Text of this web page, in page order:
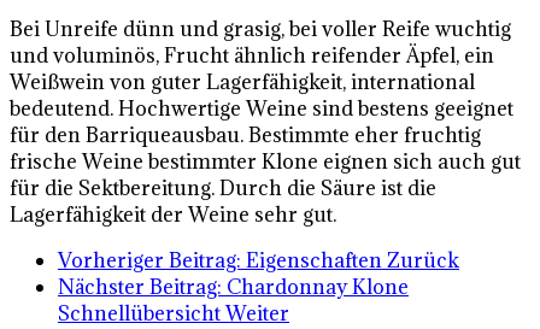
Bei Unreife dünn und grasig, bei voller Reife wuchtig
und voluminös, Frucht ähnlich reifender Äpfel, ein
Weißwein von guter Lagerfähigkeit, international
bedeutend. Hochwertige Weine sind bestens geeignet
für den Barriqueausbau. Bestimmte eher fruchtig
frische Weine bestimmter Klone eignen sich auch gut
für die Sektbereitung. Durch die Säure ist die
Lagerfähigkeit der Weine sehr gut.
Vorheriger Beitrag: EigenschaftenZurück
Nächster Beitrag: Chardonnay Klone
SchnellübersichtWeiter